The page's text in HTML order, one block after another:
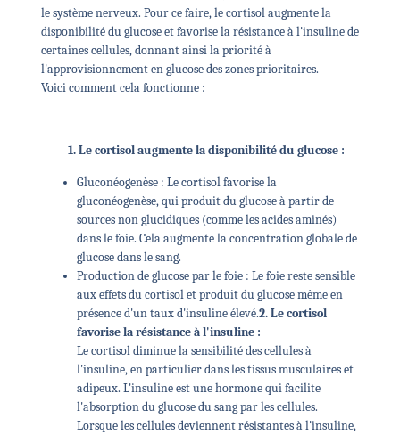
le système nerveux. Pour ce faire, le cortisol augmente la
disponibilité du glucose et favorise la résistance à l'insuline de
certaines cellules, donnant ainsi la priorité à
l'approvisionnement en glucose des zones prioritaires.
Voici comment cela fonctionne :
1. Le cortisol augmente la disponibilité du glucose :
Gluconéogenèse : Le cortisol favorise la
gluconéogenèse, qui produit du glucose à partir de
sources non glucidiques (comme les acides aminés)
dans le foie. Cela augmente la concentration globale de
glucose dans le sang.
Production de glucose par le foie : Le foie reste sensible
aux effets du cortisol et produit du glucose même en
présence d'un taux d'insuline élevé.2. Le cortisol
favorise la résistance à l'insuline :
Le cortisol diminue la sensibilité des cellules à
l'insuline, en particulier dans les tissus musculaires et
adipeux. L'insuline est une hormone qui facilite
l'absorption du glucose du sang par les cellules.
Lorsque les cellules deviennent résistantes à l'insuline,